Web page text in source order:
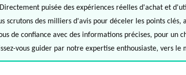
Directement puisée des expériences réelles d'achat et
scrutons des milliers d'avis pour déceler les points
de confiance avec des informations précises, pour un
vous guider par notre expertise enthousiaste, vers